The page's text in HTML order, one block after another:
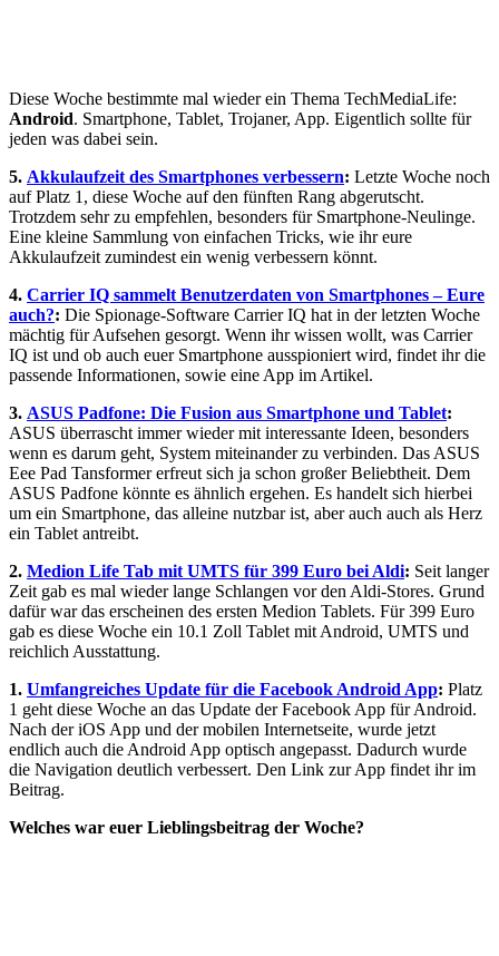
Diese Woche bestimmte mal wieder ein Thema TechMediaLife:
Android. Smartphone, Tablet, Trojaner, App. Eigentlich sollte für
jeden was dabei sein.
5. Akkulaufzeit des Smartphones verbessern: Letzte Woche noch
auf Platz 1, diese Woche auf den fünften Rang abgerutscht.
Trotzdem sehr zu empfehlen, besonders für Smartphone-Neulinge.
Eine kleine Sammlung von einfachen Tricks, wie ihr eure
Akkulaufzeit zumindest ein wenig verbessern könnt.
4. Carrier IQ sammelt Benutzerdaten von Smartphones – Eure
auch?: Die Spionage-Software Carrier IQ hat in der letzten Woche
mächtig für Aufsehen gesorgt. Wenn ihr wissen wollt, was Carrier
IQ ist und ob auch euer Smartphone ausspioniert wird, findet ihr die
passende Informationen, sowie eine App im Artikel.
3. ASUS Padfone: Die Fusion aus Smartphone und Tablet:
ASUS überrascht immer wieder mit interessante Ideen, besonders
wenn es darum geht, System miteinander zu verbinden. Das ASUS
Eee Pad Tansformer erfreut sich ja schon großer Beliebtheit. Dem
ASUS Padfone könnte es ähnlich ergehen. Es handelt sich hierbei
um ein Smartphone, das alleine nutzbar ist, aber auch auch als Herz
ein Tablet antreibt.
2. Medion Life Tab mit UMTS für 399 Euro bei Aldi: Seit langer
Zeit gab es mal wieder lange Schlangen vor den Aldi-Stores. Grund
dafür war das erscheinen des ersten Medion Tablets. Für 399 Euro
gab es diese Woche ein 10.1 Zoll Tablet mit Android, UMTS und
reichlich Ausstattung.
1. Umfangreiches Update für die Facebook Android App: Platz
1 geht diese Woche an das Update der Facebook App für Android.
Nach der iOS App und der mobilen Internetseite, wurde jetzt
endlich auch die Android App optisch angepasst. Dadurch wurde
die Navigation deutlich verbessert. Den Link zur App findet ihr im
Beitrag.
Welches war euer Lieblingsbeitrag der Woche?